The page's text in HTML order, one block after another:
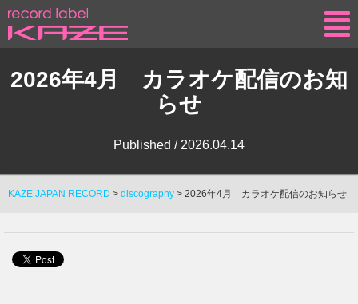
2026年4月 カラオケ配信のお知
らせ
Published / 2026.04.14
KAZE JAPAN RECORD > discography > 2026年4月 カラオケ配信のお知らせ